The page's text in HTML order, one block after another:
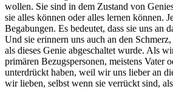
wollen. Sie sind in dem Zustand von
sie alles können oder alles lernen können.
Begabungen. Es bedeutet, dass sie uns an
Und sie erinnern uns auch an den
als dieses Genie abgeschaltet wurde. Als
primären Bezugspersonen, meistens Vater
unterdrückt haben, weil wir uns lieber an
wir lieben, selbst wenn sie verrückt sind,